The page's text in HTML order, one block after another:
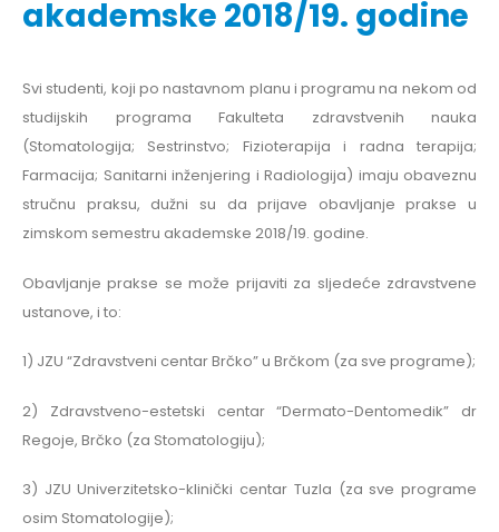
akademske 2018/19. godine
Svi studenti, koji po nastavnom planu i programu na nekom od
studijskih programa Fakulteta zdravstvenih nauka
(Stomatologija; Sestrinstvo; Fizioterapija i radna terapija;
Farmacija; Sanitarni inženjering i Radiologija) imaju obaveznu
stručnu praksu, dužni su da prijave obavljanje prakse u
zimskom semestru akademske 2018/19. godine.
Obavljanje prakse se može prijaviti za sljedeće zdravstvene
ustanove, i to:
1) JZU “Zdravstveni centar Brčko” u Brčkom (za sve programe);
2) Zdravstveno-estetski centar “Dermato-Dentomedik” dr
Regoje, Brčko (za Stomatologiju);
3) JZU Univerzitetsko-klinički centar Tuzla (za sve programe
osim Stomatologije);